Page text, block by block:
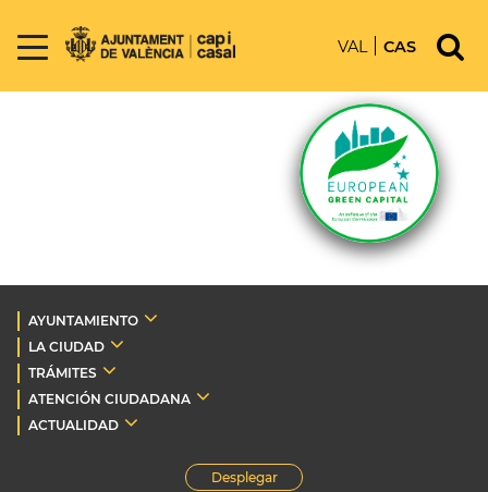
VAL CAS
AYUNTAMIENTO
LA CIUDAD
TRÁMITES
ATENCIÓN CIUDADANA
ACTUALIDAD
Desplegar